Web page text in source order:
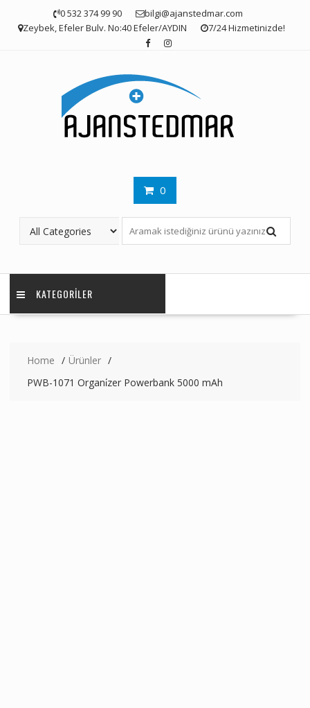
0 532 374 99 90
bilgi@ajanstedmar.com
Zeybek, Efeler Bulv. No:40 Efeler/AYDIN
7/24 Hizmetinizde!
0
KATEGORILER
Home
Ürünler
PWB-1071 Organi̇zer Powerbank 5000 mAh